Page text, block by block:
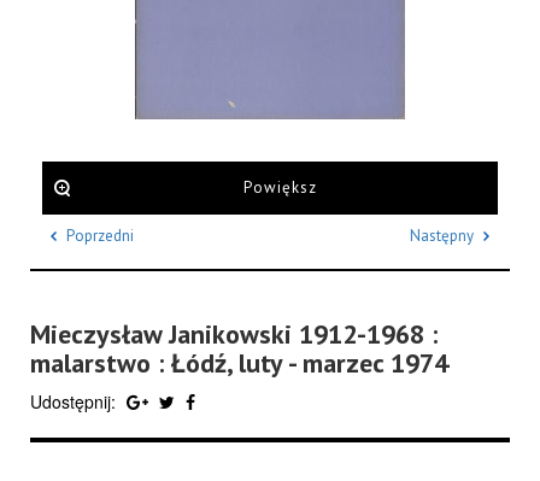
Powiększ
Poprzedni Następny
Mieczysław Janikowski 1912-1968 :
malarstwo : Łódź, luty - marzec 1974
Udostępnij: